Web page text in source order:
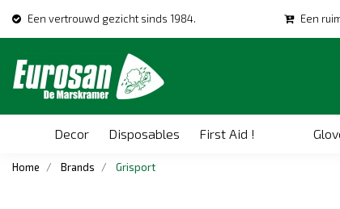
Een vertrouwd gezicht sinds 1984. Een
Decor Disposables First Aid !
Home Brands Grisport